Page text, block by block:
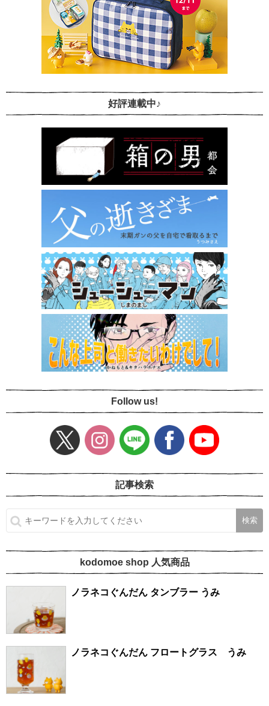
好評連載中♪
Follow us!
記事検索
kodomoe shop 人気商品
ノラネコぐんだん タンブラー うみ
ノラネコぐんだん フロートグラス うみ